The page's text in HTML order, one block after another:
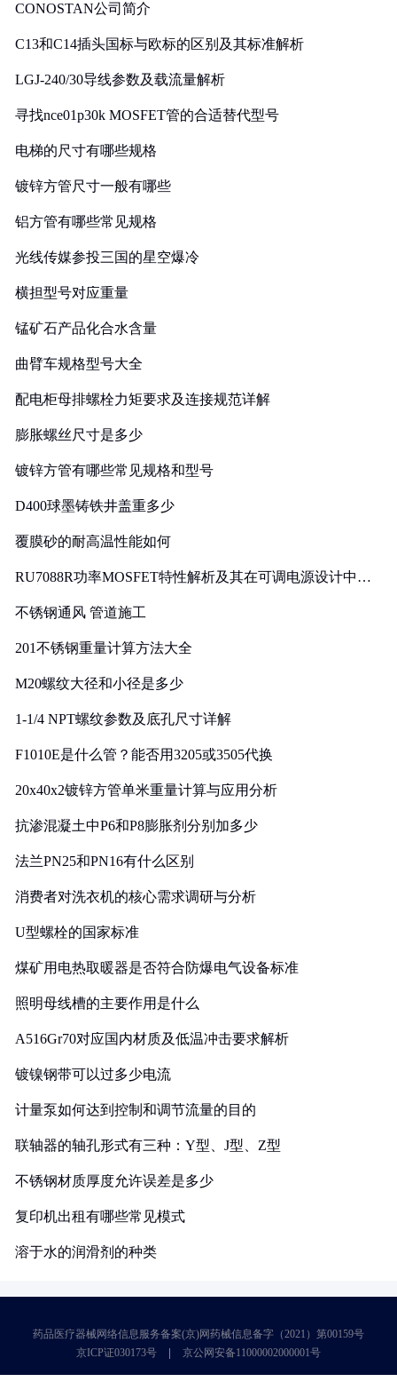
CONOSTAN公司简介
C13和C14插头国标与欧标的区别及其标准解析
LGJ-240/30导线参数及载流量解析
寻找nce01p30k MOSFET管的合适替代型号
电梯的尺寸有哪些规格
镀锌方管尺寸一般有哪些
铝方管有哪些常见规格
光线传媒参投三国的星空爆冷
横担型号对应重量
锰矿石产品化合水含量
曲臂车规格型号大全
配电柜母排螺栓力矩要求及连接规范详解
膨胀螺丝尺寸是多少
镀锌方管有哪些常见规格和型号
D400球墨铸铁井盖重多少
覆膜砂的耐高温性能如何
RU7088R功率MOSFET特性解析及其在可调电源设计中的
不锈钢通风 管道施工
201不锈钢重量计算方法大全
M20螺纹大径和小径是多少
1-1/4 NPT螺纹参数及底孔尺寸详解
F1010E是什么管？能否用3205或3505代换
20x40x2镀锌方管单米重量计算与应用分析
抗渗混凝土中P6和P8膨胀剂分别加多少
法兰PN25和PN16有什么区别
消费者对洗衣机的核心需求调研与分析
U型螺栓的国家标准
煤矿用电热取暖器是否符合防爆电气设备标准
照明母线槽的主要作用是什么
A516Gr70对应国内材质及低温冲击要求解析
镀镍钢带可以过多少电流
计量泵如何达到控制和调节流量的目的
联轴器的轴孔形式有三种：Y型、J型、Z型
不锈钢材质厚度允许误差是多少
复印机出租有哪些常见模式
溶于水的润滑剂的种类
药品医疗器械网络信息服务备案(京)网药械信息备字（2021）第00159号
京ICP证030173号
京公网安备11000002000001号